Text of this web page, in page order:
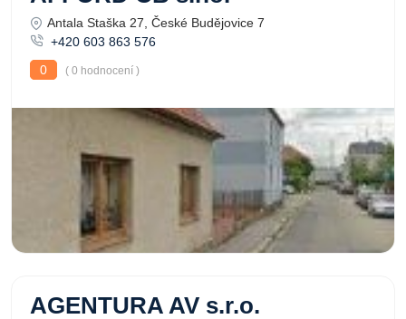
Antala Staška 27, České Budějovice 7
+420 603 863 576
0
( 0 hodnocení )
AGENTURA AV s.r.o.